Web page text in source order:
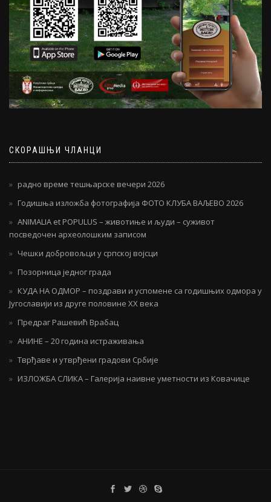
СКОРАШЊИ ЧЛАНЦИ
радно време тешњарске вечери 2026
Годишња изложба фотографија ФОТО КЛУБА ВАЉЕВО 2026
ANIMALIA et POPULUS – животиње и људи – суживот
посведочен археолошким записом
Чешки добровољци у српској војсци
Позорница једног града
КУДА НА ОДМОР – поздрави и успомене са годишњих одмора у
Југославији из друге половине ХХ века
Предраг Рашевић Врабац
АНИНЕ – 20 година истраживања
Тврђаве и утврђени градови Србије
ИЗЛОЖБА СЛИКА – Галерија наивне уметности из Ковачице